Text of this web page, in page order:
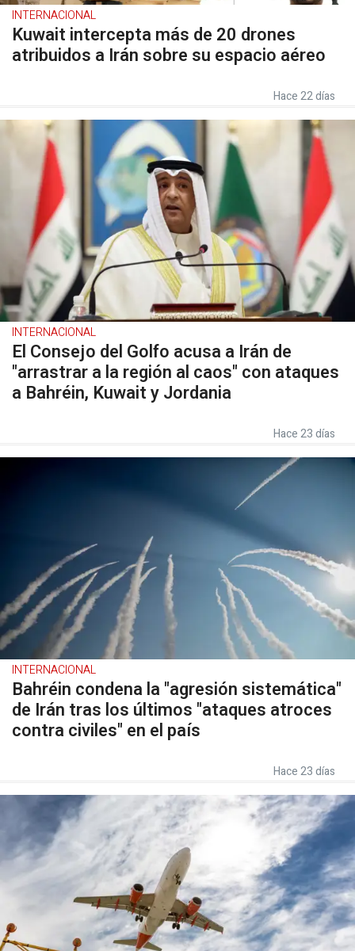
INTERNACIONAL
Kuwait intercepta más de 20 drones
atribuidos a Irán sobre su espacio aéreo
Hace 22 días
INTERNACIONAL
El Consejo del Golfo acusa a Irán de
"arrastrar a la región al caos" con ataques
a Bahréin, Kuwait y Jordania
Hace 23 días
INTERNACIONAL
Bahréin condena la "agresión sistemática"
de Irán tras los últimos "ataques atroces
contra civiles" en el país
Hace 23 días